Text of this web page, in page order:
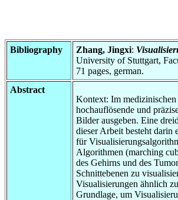
Bibliography Zhang, Jingxi:
University of Stuttgart,
71 pages, german.
Abstract
Kontext: Im medizinischen
hochauflösende und
Bilder ausgeben. Eine
dieser Arbeit besteht darin
für
Algorithmen (marching
des Gehirns und des
Schnittebenen zu
Visualisierungen ähnlich
Grundlage, um